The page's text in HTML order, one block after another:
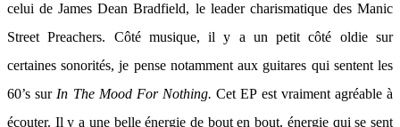
celui de James Dean Bradfield, le leader charismatique des Manic
Street Preachers. Côté musique, il y a un petit côté oldie sur
certaines sonorités, je pense notamment aux guitares qui sentent les
60’s sur In The Mood For Nothing.Cet EP est vraiment agréable à
écouter. Il y a une belle énergie de bout en bout, énergie qui se sent